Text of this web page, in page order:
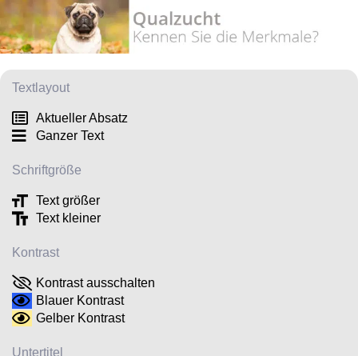
Textlayout
Aktueller Absatz
Ganzer Text
Schriftgröße
Text größer
Text kleiner
Kontrast
Kontrast ausschalten
Blauer Kontrast
Gelber Kontrast
Untertitel